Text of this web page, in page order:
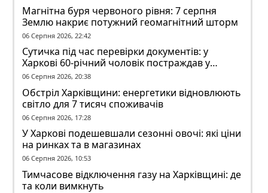
Магнітна буря червоного рівня: 7 серпня
Землю накриє потужний геомагнітний шторм
06 Серпня 2026, 22:42
Сутичка під час перевірки документів: у
Харкові 60-річний чоловік постраждав у
конфлікті з ТЦК
06 Серпня 2026, 20:38
Обстріл Харківщини: енергетики відновлюють
світло для 7 тисяч споживачів
06 Серпня 2026, 17:28
У Харкові подешевшали сезонні овочі: які ціни
на ринках та в магазинах
06 Серпня 2026, 10:53
Тимчасове відключення газу на Харківщині: де
та коли вимкнуть